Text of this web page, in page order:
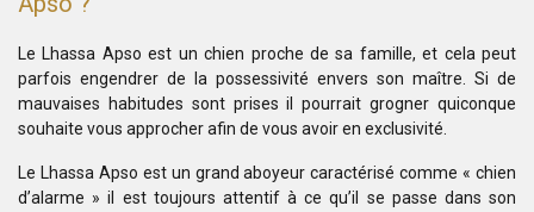
Le Lhassa Apso est un chien proche de sa famille, et cela peut
parfois engendrer de la possessivité envers son maître. Si de
mauvaises habitudes sont prises il pourrait grogner quiconque
souhaite vous approcher afin de vous avoir en exclusivité.
Le Lhassa Apso est un grand aboyeur caractérisé comme « chien
d’alarme » il est toujours attentif à ce qu’il se passe dans son